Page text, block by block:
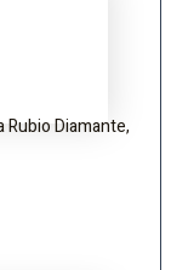
Diamante,